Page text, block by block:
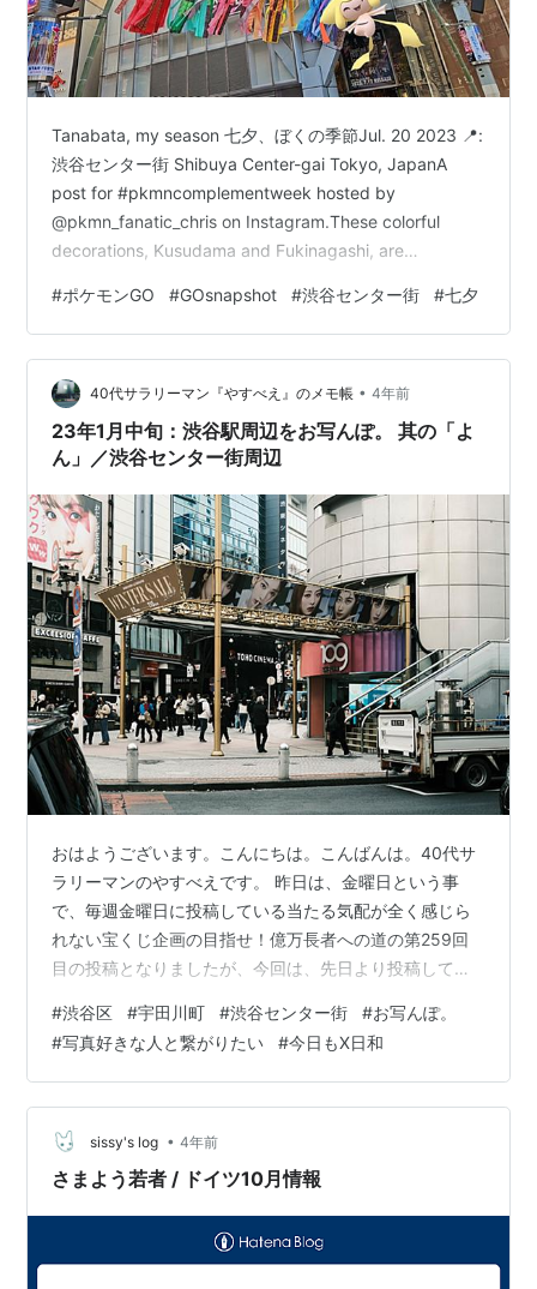
Tanabata, my season 七夕、ぼくの季節Jul. 20 2023 📍:
渋谷センター街 Shibuya Center-gai Tokyo, JapanA
post for #pkmncomplementweek hosted by
@pkmn_fanatic_chris on Instagram.These colorful
decorations, Kusudama and Fukinagashi, are
Tanabata. Jirachi is a Pokémon that…
#ポケモンGO #GOsnapshot #渋谷センター街 #七夕
40代サラリーマン『やすべえ』のメモ帳 • 4年前
23年1月中旬：渋谷駅周辺をお写んぽ。 其の「よ
ん」／渋谷センター街周辺
おはようございます。こんにちは。こんばんは。40代サ
ラリーマンのやすべえです。 昨日は、金曜日という事
で、毎週金曜日に投稿している当たる気配が全く感じら
れない宝くじ企画の目指せ！億万長者への道の第259回
目の投稿となりましたが、今回は、先日より投稿してい
「さん」と途中となっていますので、その続きについて
書いていきたいと思います。 因みに、先日より投稿して
いる記事のリンクを以下に貼らせていただきます。気に
なる方は、少し寄り道してみてください。
yasubeblog.hatenablog.com
yasubeblog.hatenablog.com…
#渋谷区 #宇田川町 #渋谷センター街 #お写んぽ。
#写真好きな人と繋がりたい #今日もX日和
sissy's log • 4年前
さまよう若者 / ドイツ10月情報